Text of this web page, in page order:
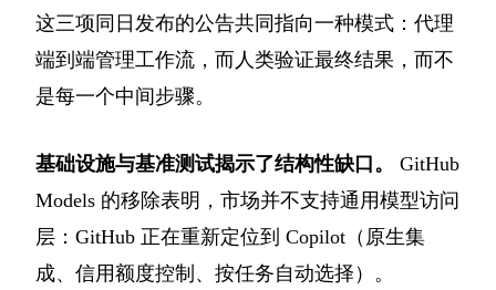
这三项同日发布的公告共同指向一种模式：代理
端到端管理工作流，而人类验证最终结果，而不
是每一个中间步骤。
基础设施与基准测试揭示了结构性缺口。
GitHub
Models 的移除表明，市场并不支持通用模型访问
层：GitHub 正在重新定位到 Copilot（原生集
成、信用额度控制、按任务自动选择）。